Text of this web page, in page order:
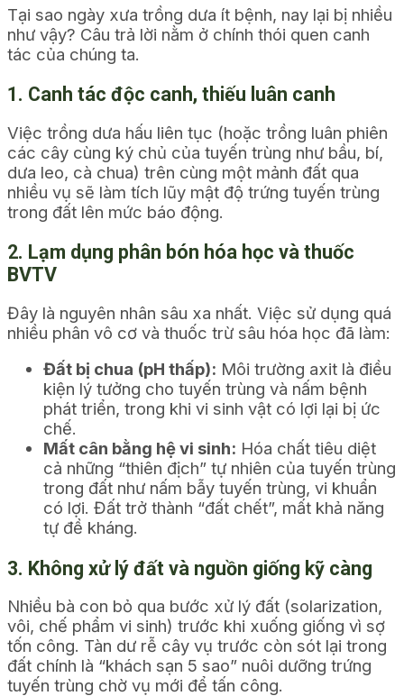
Tại sao ngày xưa trồng dưa ít bệnh, nay lại bị nhiều
như vậy? Câu trả lời nằm ở chính thói quen canh
tác của chúng ta.
1. Canh tác độc canh, thiếu luân canh
Việc trồng dưa hấu liên tục (hoặc trồng luân phiên
các cây cùng ký chủ của tuyến trùng như bầu, bí,
dưa leo, cà chua) trên cùng một mảnh đất qua
nhiều vụ sẽ làm tích lũy mật độ trứng tuyến trùng
trong đất lên mức báo động.
2. Lạm dụng phân bón hóa học và thuốc
BVTV
Đây là nguyên nhân sâu xa nhất. Việc sử dụng quá
nhiều phân vô cơ và thuốc trừ sâu hóa học đã làm:
Đất bị chua (pH thấp): Môi trường axit là điều
kiện lý tưởng cho tuyến trùng và nấm bệnh
phát triển, trong khi vi sinh vật có lợi lại bị ức
chế.
Mất cân bằng hệ vi sinh: Hóa chất tiêu diệt
cả những “thiên địch” tự nhiên của tuyến trùng
trong đất như nấm bẫy tuyến trùng, vi khuẩn
có lợi. Đất trở thành “đất chết”, mất khả năng
tự đề kháng.
3. Không xử lý đất và nguồn giống kỹ càng
Nhiều bà con bỏ qua bước xử lý đất (solarization,
vôi, chế phẩm vi sinh) trước khi xuống giống vì sợ
tốn công. Tàn dư rễ cây vụ trước còn sót lại trong
đất chính là “khách sạn 5 sao” nuôi dưỡng trứng
tuyến trùng chờ vụ mới để tấn công.